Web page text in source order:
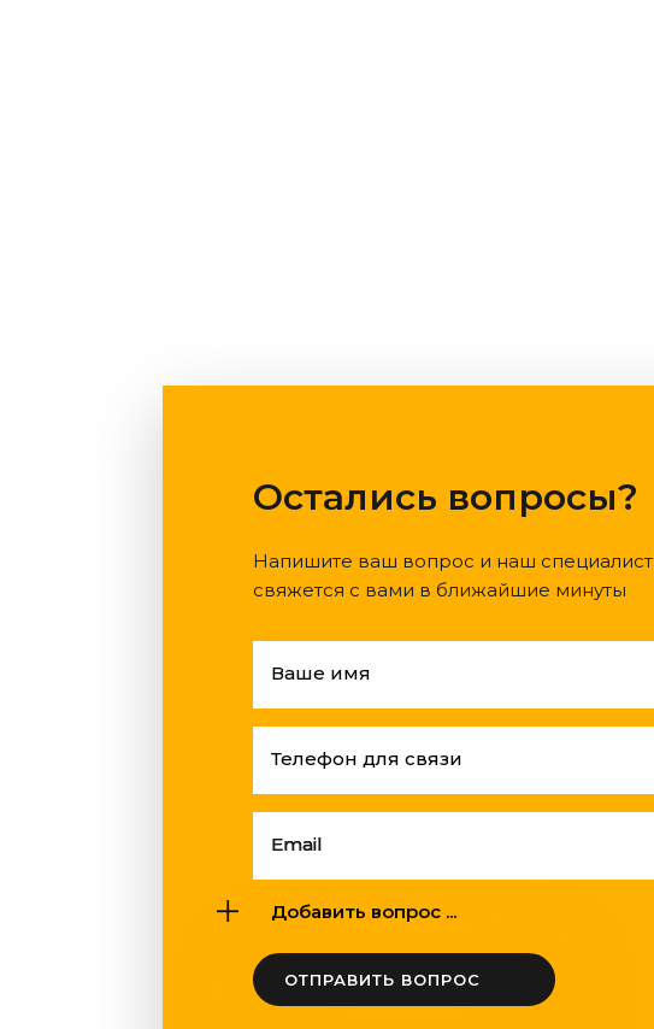
Остались вопросы?
Напишите ваш вопрос и наш специалист
свяжется с вами в ближайшие минуты
Ваше имя
Телефон для связи
Email
Добавить вопрос ...
ОТПРАВИТЬ ВОПРОС